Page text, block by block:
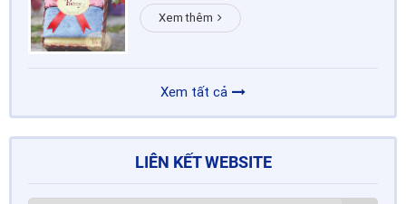
Xem thêm
Xem tất cả
LIÊN KẾT WEBSITE